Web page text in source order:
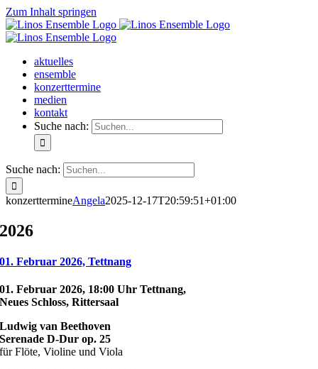
Zum Inhalt springen
aktuelles
ensemble
konzerttermine
medien
kontakt
Suche nach:
Suche nach:
konzerttermineAngela2025-12-17T20:59:51+01:00
2026
01. Februar 2026, Tettnang
01. Februar 2026, 18:00 Uhr Tettnang,
Neues Schloss, Rittersaal
Ludwig van Beethoven
Serenade D-Dur op. 25
für Flöte, Violine und Viola